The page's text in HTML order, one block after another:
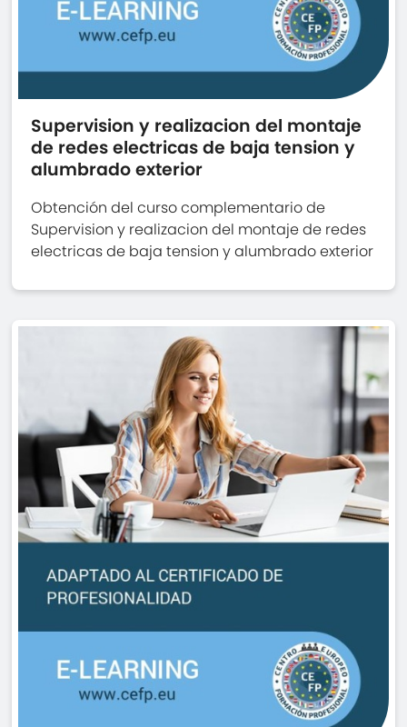
Supervision y realizacion del montaje
de redes electricas de baja tension y
alumbrado exterior
Obtención del curso complementario de
Supervision y realizacion del montaje de redes
electricas de baja tension y alumbrado exterior